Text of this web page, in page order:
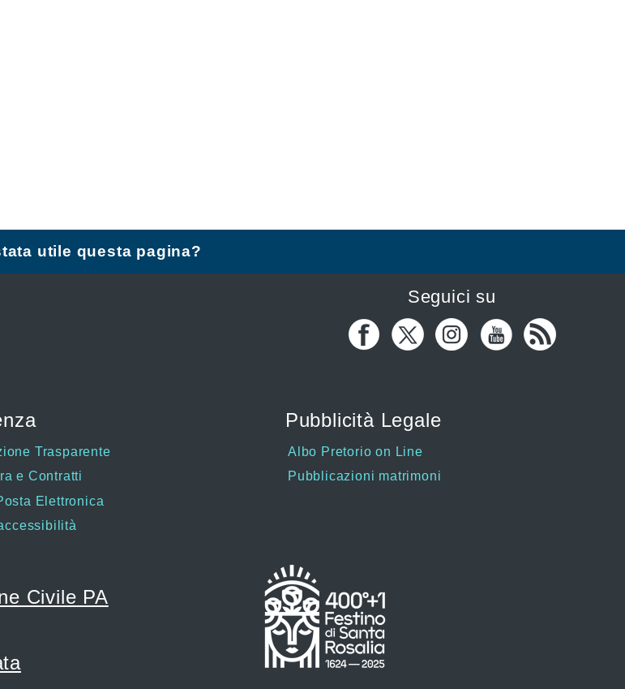
utile questa pagina?
Trasparente
e Contratti
Elettronica
Civile PA
Pubblicità Legale
Albo Pretorio on Line
Pubblicazioni matrimoni
Seguici su